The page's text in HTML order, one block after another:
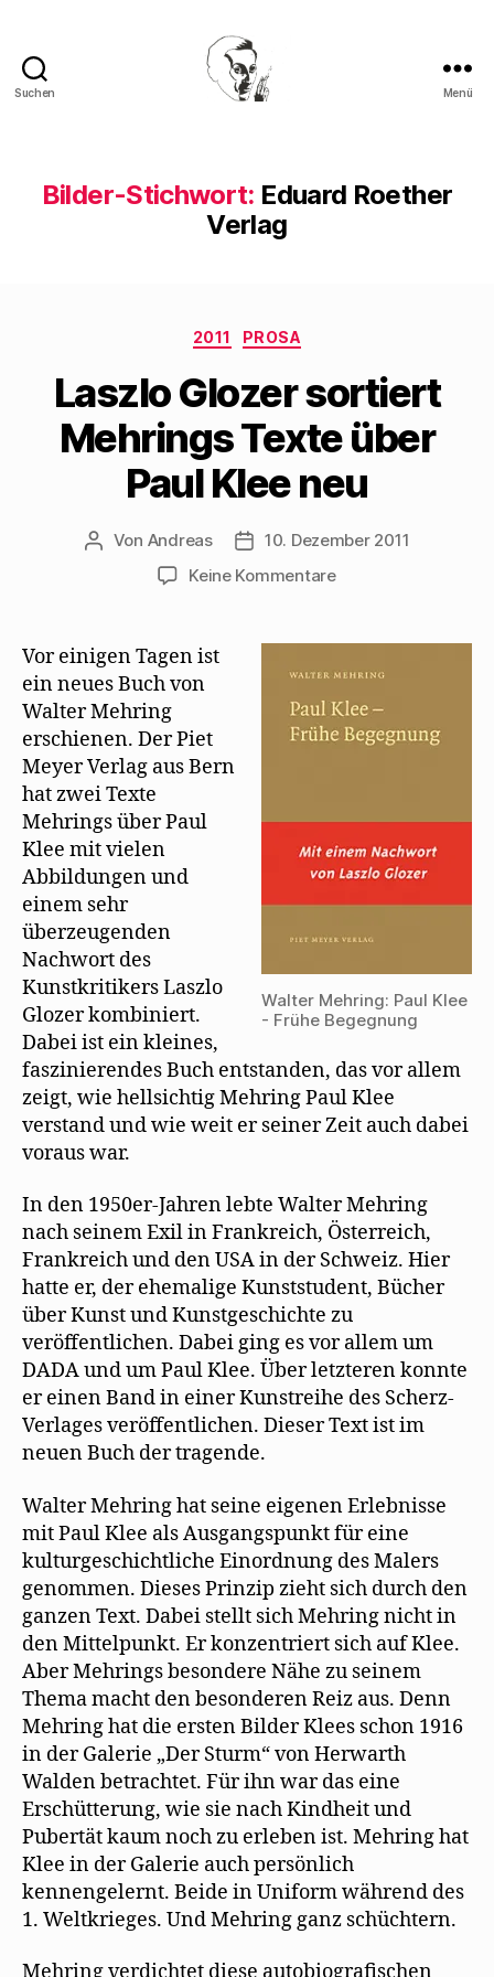
Suchen Menü
Bilder-Stichwort: Eduard Roether
Verlag
Kategorien
2011 PROSA
Laszlo Glozer sortiert
Mehrings Texte über
Paul Klee neu
Beitragsautor
Von Andreas Beitragsdatum
10. Dezember 2011
Keine Kommentarezu
sortiert
Mehrings
über
Paul
Walter Mehring: Paul Klee
- Frühe Begegnung
Vor einigen Tagen ist
ein neues Buch von
Walter Mehring
erschienen. Der Piet
Meyer Verlag aus Bern
hat zwei Texte
Mehrings über Paul
Klee mit vielen
Abbildungen und
einem sehr
überzeugenden
Nachwort des
Kunstkritikers Laszlo
Glozer kombiniert.
Dabei ist ein kleines,
faszinierendes Buch entstanden, das vor allem
zeigt, wie hellsichtig Mehring Paul Klee
verstand und wie weit er seiner Zeit auch dabei
voraus war.
In den 1950er-Jahren lebte Walter Mehring
nach seinem Exil in Frankreich, Österreich,
Frankreich und den USA in der Schweiz. Hier
hatte er, der ehemalige Kunststudent, Bücher
über Kunst und Kunstgeschichte zu
veröffentlichen. Dabei ging es vor allem um
DADA und um Paul Klee. Über letzteren konnte
er einen Band in einer Kunstreihe des Scherz-
Verlages veröffentlichen. Dieser Text ist im
neuen Buch der tragende.
Walter Mehring hat seine eigenen Erlebnisse
mit Paul Klee als Ausgangspunkt für eine
kulturgeschichtliche Einordnung des Malers
genommen. Dieses Prinzip zieht sich durch den
ganzen Text. Dabei stellt sich Mehring nicht in
den Mittelpunkt. Er konzentriert sich auf Klee.
Aber Mehrings besondere Nähe zu seinem
Thema macht den besonderen Reiz aus. Denn
Mehring hat die ersten Bilder Klees schon 1916
in der Galerie „Der Sturm“ von Herwarth
Walden betrachtet. Für ihn war das eine
Erschütterung, wie sie nach Kindheit und
Pubertät kaum noch zu erleben ist. Mehring hat
Klee in der Galerie auch persönlich
kennengelernt. Beide in Uniform während des
1. Weltkrieges. Und Mehring ganz schüchtern.